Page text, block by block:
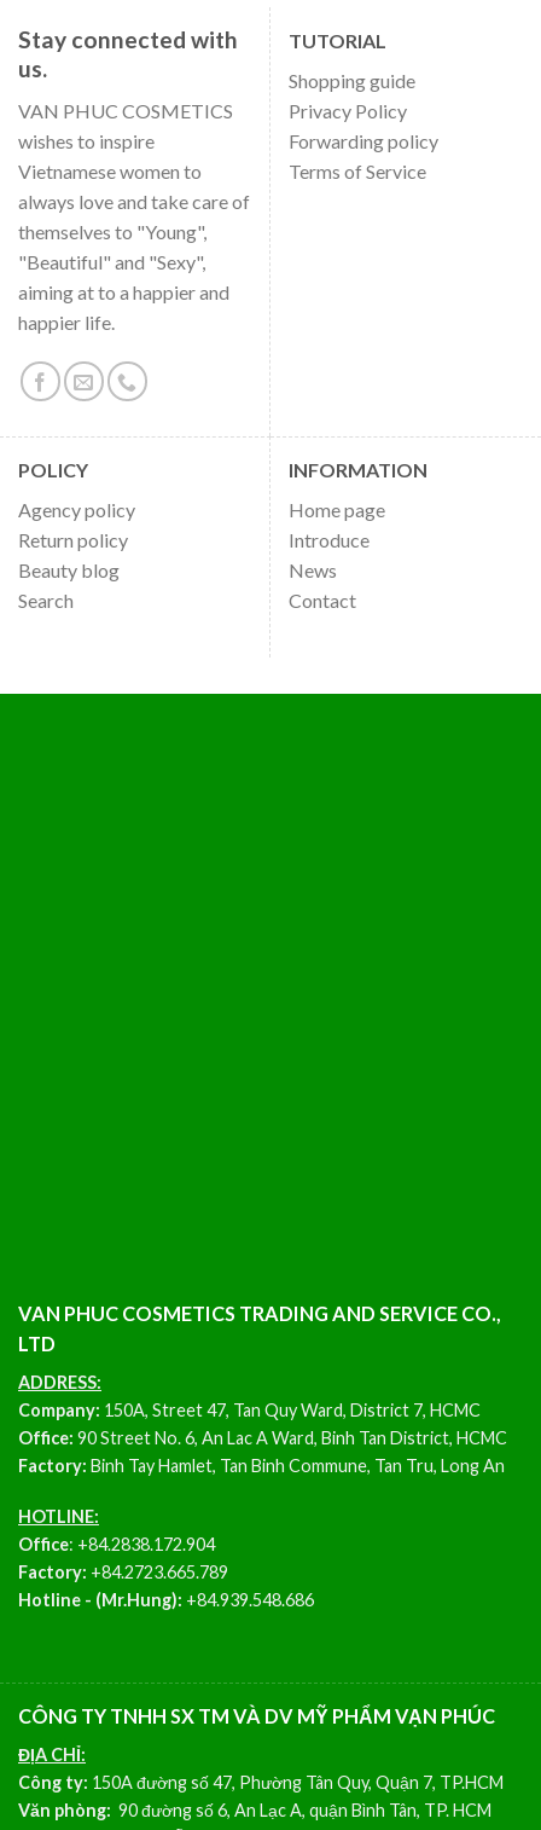
Stay connected with
us.
VAN PHUC COSMETICS
wishes to inspire
Vietnamese women to
always love and take care of
themselves to "Young",
"Beautiful" and "Sexy",
aiming at to a happier and
happier life.
TUTORIAL
Shopping guide
Privacy Policy
Forwarding policy
Terms of Service
POLICY
Agency policy
Return policy
Beauty blog
Search
INFORMATION
Home page
Introduce
News
Contact
VAN PHUC COSMETICS TRADING AND SERVICE CO.,
LTD
ADDRESS:
Company: 150A, Street 47, Tan Quy Ward, District 7, HCMC
Office: 90 Street No. 6, An Lac A Ward, Binh Tan District, HCMC
Factory: Binh Tay Hamlet, Tan Binh Commune, Tan Tru, Long An
HOTLINE:
Office: +84.2838.172.904
Factory: +84.2723.665.789
Hotline - (Mr.Hung): +84.939.548.686
CÔNG TY TNHH SX TM VÀ DV MỸ PHẨM VẠN PHÚC
ĐỊA CHỈ:
Công ty: 150A đường số 47, Phường Tân Quy, Quận 7, TP.HCM
Văn phòng: 90 đường số 6, An Lạc A, quận Bình Tân, TP. HCM